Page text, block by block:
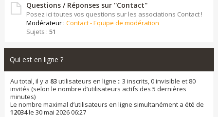
Questions / Réponses sur ''Contact''
Posez ici toutes vos questions sur les associations Contact !
Modérateur : Contact - Equipe de modération
Sujets : 51
Qui est en ligne ?
Au total, il y a 83utilisateurs en ligne :: 3 inscrits, 0 invisible et 80
invités (selon le nombre d’utilisateurs actifs des 5 dernières
minutes)
Le nombre maximal d’utilisateurs en ligne simultanément a été de
12034le 30 mai 2026 06:27